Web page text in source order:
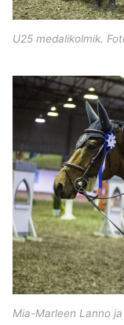
U25 medalikolmik.
Mia-Marleen Lanno